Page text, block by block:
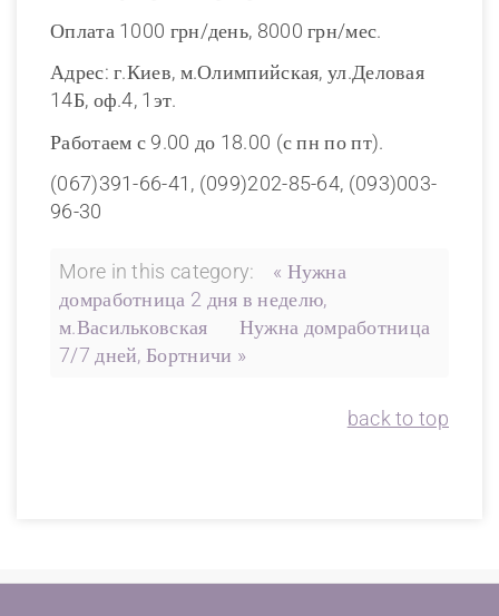
Оплата 1000 грн/день, 8000 грн/мес.
Адрес: г.Киев, м.Олимпийская, ул.Деловая
14Б, оф.4, 1эт.
Работаем с 9.00 до 18.00 (с пн по пт).
(067)391-66-41, (099)202-85-64, (093)003-
96-30
More in this category:
« Нужна
домработница 2 дня в неделю,
м.Васильковская
Нужна домработница
7/7 дней, Бортничи »
back to top